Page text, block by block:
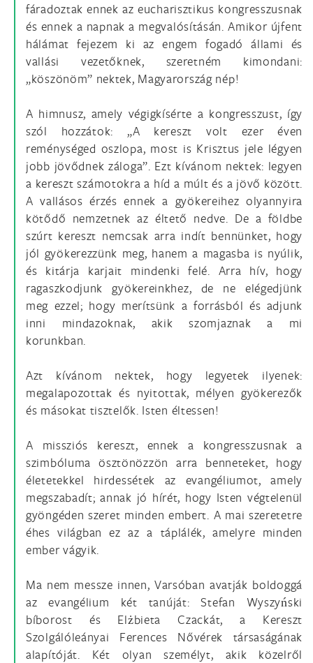
fáradoztak ennek az eucharisztikus kongresszusnak
és ennek a napnak a megvalósításán. Amikor újfent
hálámat fejezem ki az engem fogadó állami és
vallási vezetőknek, szeretném kimondani:
„köszönöm” nektek, Magyarország nép!
A himnusz, amely végigkísérte a kongresszust, így
szól hozzátok: „A kereszt volt ezer éven
reménységed oszlopa, most is Krisztus jele légyen
jobb jövődnek záloga”. Ezt kívánom nektek: legyen
a kereszt számotokra a híd a múlt és a jövő között.
A vallásos érzés ennek a gyökereihez olyannyira
kötődő nemzetnek az éltető nedve. De a földbe
szúrt kereszt nemcsak arra indít bennünket, hogy
jól gyökerezzünk meg, hanem a magasba is nyúlik,
és kitárja karjait mindenki felé. Arra hív, hogy
ragaszkodjunk gyökereinkhez, de ne elégedjünk
meg ezzel; hogy merítsünk a forrásból és adjunk
inni mindazoknak, akik szomjaznak a mi
korunkban.
Azt kívánom nektek, hogy legyetek ilyenek:
megalapozottak és nyitottak, mélyen gyökerezők
és másokat tisztelők. Isten éltessen!
A missziós kereszt, ennek a kongresszusnak a
szimbóluma ösztönözzön arra benneteket, hogy
életetekkel hirdessétek az evangéliumot, amely
megszabadít; annak jó hírét, hogy Isten végtelenül
gyöngéden szeret minden embert. A mai szeretetre
éhes világban ez az a táplálék, amelyre minden
ember vágyik.
Ma nem messze innen, Varsóban avatják boldoggá
az evangélium két tanúját: Stefan Wyszyński
bíborost és Elżbieta Czackát, a Kereszt
Szolgálóleányai Ferences Nővérek társaságának
alapítóját. Két olyan személyt, akik közelről